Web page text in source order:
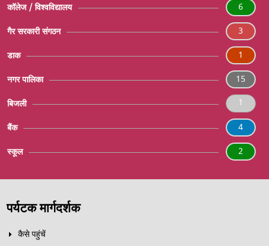
6
कॉलेज / विश्वविद्यालय
3
गैर सरकारी संगठन
1
डाक
15
नगर पालिका
1
बिजली
4
बैंक
2
स्कूल
पर्यटक मार्गदर्शक
कैसे पहुंचें